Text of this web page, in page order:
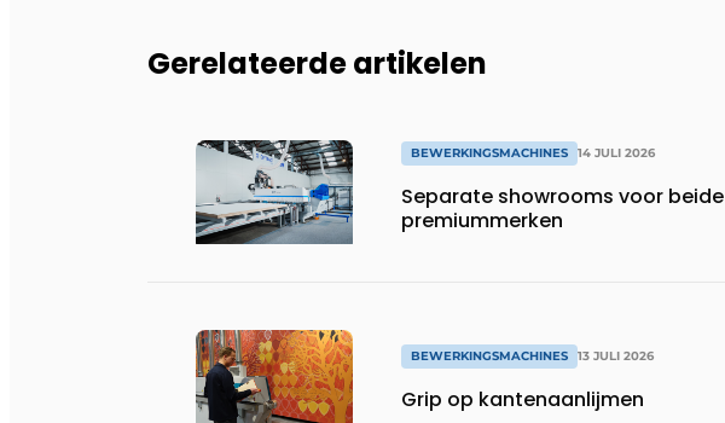
Gerelateerde artikelen
BEWERKINGSMACHINES 14 JULI 2026
Separate showrooms voor beide
premiummerken
BEWERKINGSMACHINES 13 JULI 2026
Grip op kantenaanlijmen